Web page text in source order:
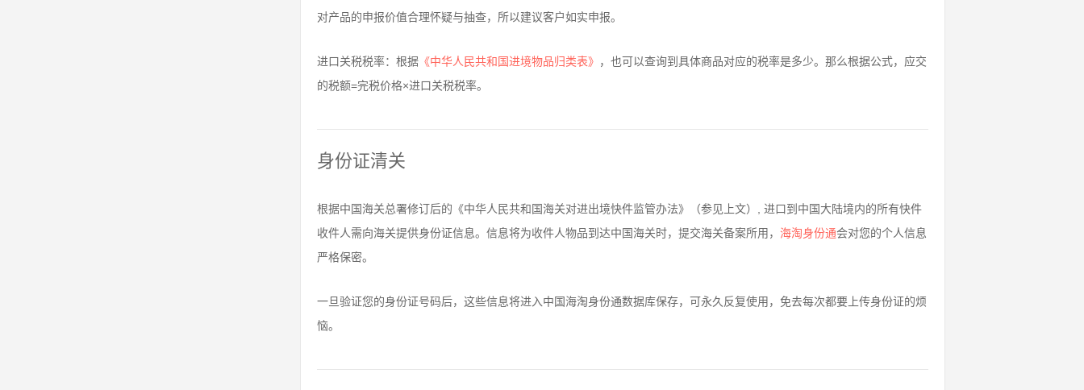
对产品的申报价值合理怀疑与抽查，所以建议客户如实申报。
进口关税税率：根据 《中华人民共和国进境物品归类表》 ，也可以查询到具体商品对应的税率是多少。那么根据公式，应交
的税额=完税价格×进口关税税率。
身份证清关
根据中国海关总署修订后的《中华人民共和国海关对进出境快件监管办法》（参见上文）, 进口到中国大陆境内的所有快件
收件人需向海关提供身份证信息。信息将为收件人物品到达中国海关时，提交海关备案所用， 海淘身份通会对您的个人信息
严格保密。
一旦验证您的身份证号码后，这些信息将进入中国海淘身份通数据库保存，可永久反复使用，免去每次都要上传身份证的烦
恼。